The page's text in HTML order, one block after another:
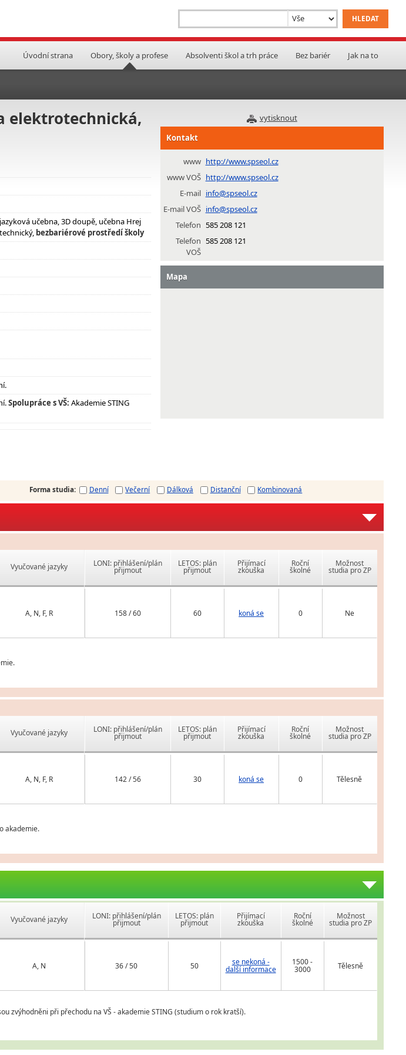
Úvodní strana Obory, školy a profese Absolventi škol a trh práce Bez bariér Jak na to
vytisknout
elektrotechnická,
učebna, 3D doupě, učebna Hrej
bezbariérové prostředí školy
Spolupráce s VŠ: Akademie STING
Kontakt
www http://www.spseol.cz
www VOŠ http://www.spseol.cz
E-mail info@spseol.cz
E-mail VOŠ info@spseol.cz
Telefon 585 208 121
Telefon
VOŠ
585 208 121
Mapa
Forma studia: Denní Večerní Dálková Distanční Kombinovaná
Vyučované jazyky
A, N, F, R
LONI: přihlášení/plán
přijmout
LETOS: plán
přijmout
Přijímací
zkouška
Roční
školné
Možnost
studia pro ZP
158 / 60 60 koná se 0 Ne
Vyučované jazyky
A, N, F, R
LONI: přihlášení/plán
přijmout
LETOS: plán
přijmout
Přijímací
zkouška
Roční
školné
Možnost
studia pro ZP
142 / 56 30 koná se 0 Tělesně
akademie.
Vyučované jazyky
A, N
LONI: přihlášení/plán
přijmout
LETOS: plán
přijmout
Přijímací
zkouška
Roční
školné
Možnost
studia pro ZP
36 / 50 50 se nekoná -
další informace
1500 -
3000 Tělesně
zvýhodněni při přechodu na VŠ - akademie STING (studium o rok kratší).